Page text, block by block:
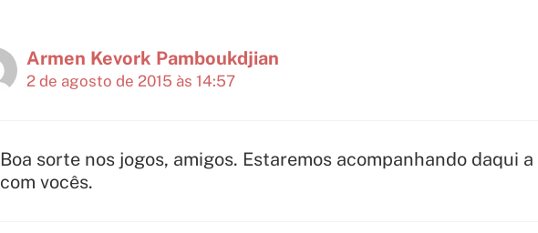
Armen Kevork Pamboukdjian
2 de agosto de 2015 às 14:57
Boa sorte nos jogos, amigos. Estaremos acompanhando daqui
com vocês.